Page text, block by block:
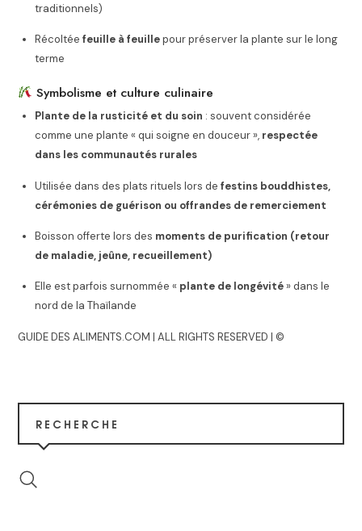
traditionnels)
Récoltéefeuille à feuillepour préserver la plante sur le long
terme
Symbolisme et culture culinaire
Plante de la rusticité et du soin : souvent considérée
comme une plante « qui soigne en douceur », respectée
dans les communautés rurales
Utilisée dans des plats rituels lors defestins bouddhistes,
cérémonies de guérison ou offrandes de remerciement
Boisson offerte lors des moments de purification (retour
de maladie, jeûne, recueillement)
Elle est parfois surnommée « plante de longévité » dans le
nord de la Thaïlande
GUIDE DES ALIMENTS.COM | ALL RIGHTS RESERVED | ©
RECHERCHE